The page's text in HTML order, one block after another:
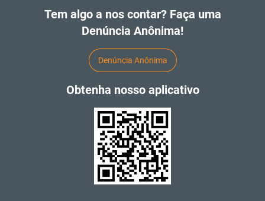
Tem algo a nos contar? Faça uma
Denúncia Anônima!
Denúncia Anônima
Obtenha nosso aplicativo